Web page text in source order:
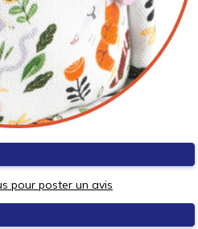
pour poster un avis